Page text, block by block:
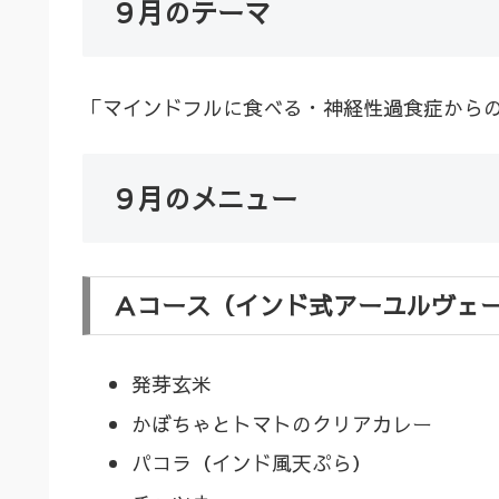
９月のテーマ
「マインドフルに食べる・神経性過食症から
９月のメニュー
Ａコース（インド式アーユルヴェー
発芽玄米
かぼちゃとトマトのクリアカレー
パコラ（インド風天ぷら）